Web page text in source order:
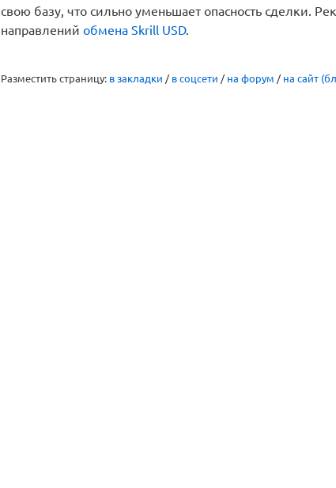
свою базу, что сильно уменьшает опасность сделки.
направлений обмена Skrill USD.
Разместить страницу: в закладки / в соцсети / на форум / на сайт